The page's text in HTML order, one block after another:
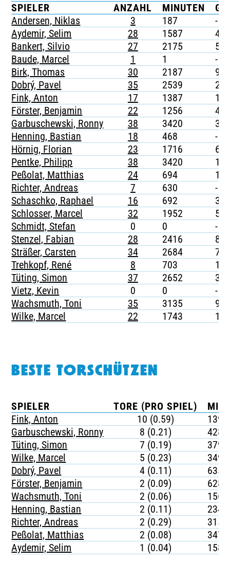
TICKETING
SPIELER
ANZAHL MINUTEN
G
Andersen, Niklas
3 187
-
Aydemir, Selim
28 1587
4
Bankert, Silvio
27 2175
5
Baude, Marcel
1 1
-
Birk, Thomas
30 2187
9
Dobrý, Pavel
35 2539
2
Fink, Anton
17 1387
1
Förster, Benjamin
22 1256
4
Garbuschewski, Ronny
38 3420
3
Henning, Bastian
18 468
-
Hörnig, Florian
23 1716
6
Pentke, Philipp
38 3420
1
Peßolat, Matthias
24 694
1
Richter, Andreas
7 630
-
Schaschko, Raphael
16 692
3
Schlosser, Marcel
32 1952
5
Schmidt, Stefan
0 0
-
Stenzel, Fabian
28 2416
8
Sträßer, Carsten
34 2684
7
Trehkopf, René
8 703
1
Tüting, Simon
37 2652
3
Vietz, Kevin
0 0
-
Wachsmuth, Toni
35 3135
9
Wilke, Marcel
22 1743 1
BESTE TORSCHÜTZEN
SPIELER TORE (PRO SPIEL)
Fink, Anton
10 (0.59)
139
Garbuschewski, Ronny
8 (0.21)
428
Tüting, Simon
7 (0.19)
379
Wilke, Marcel
5 (0.23)
349
Dobrý, Pavel
4 (0.11)
635
Förster, Benjamin
2 (0.09)
628
Wachsmuth, Toni
2 (0.06)
1568
Henning, Bastian
2 (0.11)
234
Richter, Andreas
2 (0.29)
315
Peßolat, Matthias
2 (0.08)
347
Aydemir, Selim
1 (0.04) 1587